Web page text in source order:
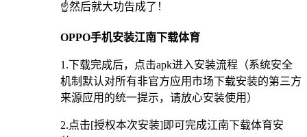
☝️然后就大功告成了！
OPPO手机安装江南下载体育
1.下载完成后，点击apk进入安装流程（系统安全
机制默认对所有非官方应用市场下载安装的第三方
来源应用的统一提示，请放心安装使用）
2.点击[授权本次安装]即可完成江南下载体育安